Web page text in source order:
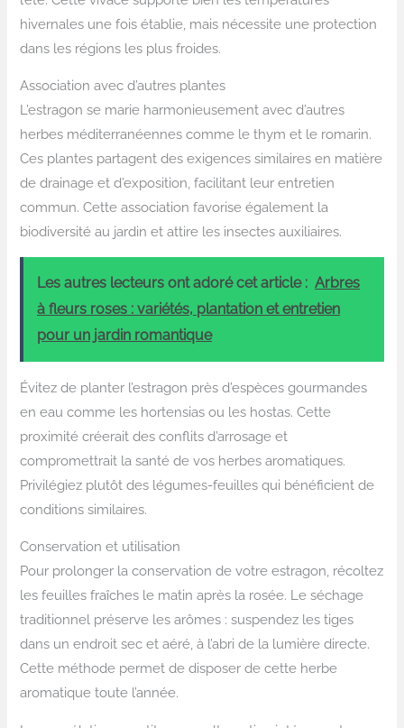
hivernales une fois établie, mais nécessite une protection
dans les régions les plus froides.
Association avec d’autres plantes
L’estragon se marie harmonieusement avec d’autres
herbes méditerranéennes comme le thym et le romarin.
Ces plantes partagent des exigences similaires en matière
de drainage et d’exposition, facilitant leur entretien
commun. Cette association favorise également la
biodiversité au jardin et attire les insectes auxiliaires.
Les autres lecteurs ont adoré cet article : Arbres
à fleurs roses : variétés, plantation et entretien
pour un jardin romantique
Évitez de planter l’estragon près d’espèces gourmandes
en eau comme les hortensias ou les hostas. Cette
proximité créerait des conflits d’arrosage et
compromettrait la santé de vos herbes aromatiques.
Privilégiez plutôt des légumes-feuilles qui bénéficient de
conditions similaires.
Conservation et utilisation
Pour prolonger la conservation de votre estragon, récoltez
les feuilles fraîches le matin après la rosée. Le séchage
traditionnel préserve les arômes : suspendez les tiges
dans un endroit sec et aéré, à l’abri de la lumière directe.
Cette méthode permet de disposer de cette herbe
aromatique toute l’année.